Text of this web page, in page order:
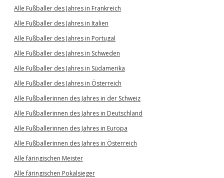
Alle Fußballer des Jahres in Frankreich
Alle Fußballer des Jahres in Italien
Alle Fußballer des Jahres in Portugal
Alle Fußballer des Jahres in Schweden
Alle Fußballer des Jahres in Südamerika
Alle Fußballer des Jahres in Österreich
Alle Fußballerinnen des Jahres in der Schweiz
Alle Fußballerinnen des Jahres in Deutschland
Alle Fußballerinnen des Jahres in Europa
Alle Fußballerinnen des Jahres in Österreich
Alle färingischen Meister
Alle färingischen Pokalsieger